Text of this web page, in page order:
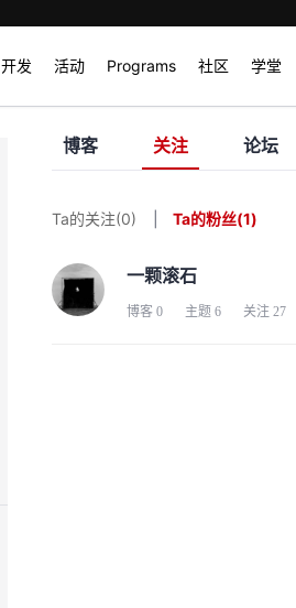
开发 活动 Programs 社区 学堂
博客 关注 论坛
Ta的关注(0) Ta的粉丝(1)
一颗滚石
博客 0 主题 6 关注 27